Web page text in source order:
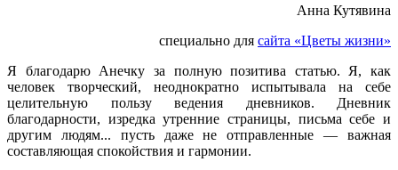
Анна Кутявина
специально для сайта «Цветы жизни»
Я благодарю Анечку за полную позитива статью. Я, как
человек творческий, неоднократно испытывала на себе
целительную пользу ведения дневников. Дневник
благодарности, изредка утренние страницы, письма себе и
другим людям... пусть даже не отправленные — важная
составляющая спокойствия и гармонии.